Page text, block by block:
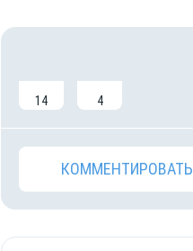
14 4
КОММЕНТИРОВАТЬ